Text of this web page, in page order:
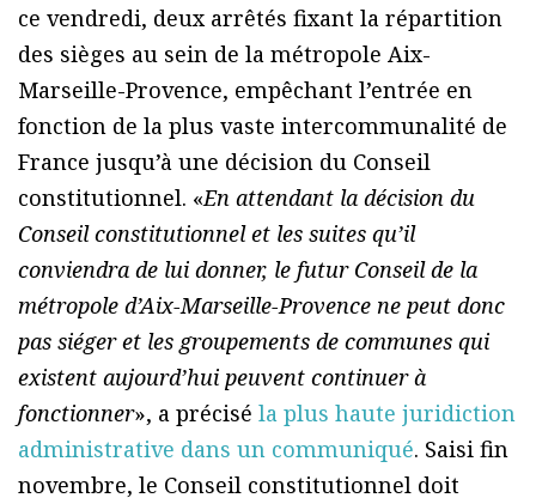
ce vendredi, deux arrêtés fixant la répartition
des sièges au sein de la métropole Aix-
Marseille-Provence, empêchant l’entrée en
fonction de la plus vaste intercommunalité de
France jusqu’à une décision du Conseil
constitutionnel. «En attendant la décision du
Conseil constitutionnel et les suites qu’il
conviendra de lui donner, le futur Conseil de la
métropole d’Aix-Marseille-Provence ne peut donc
pas siéger et les groupements de communes qui
existent aujourd’hui peuvent continuer à
fonctionner», a précisé la plus haute juridiction
administrative dans un communiqué. Saisi fin
novembre, le Conseil constitutionnel doit